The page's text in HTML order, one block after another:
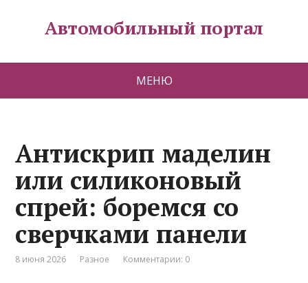
Автомобильный портал
МЕНЮ
Антискрип маделин
или силиконовый
спрей: боремся со
сверчками панели
8 июня 2026 Разное Комментарии: 0